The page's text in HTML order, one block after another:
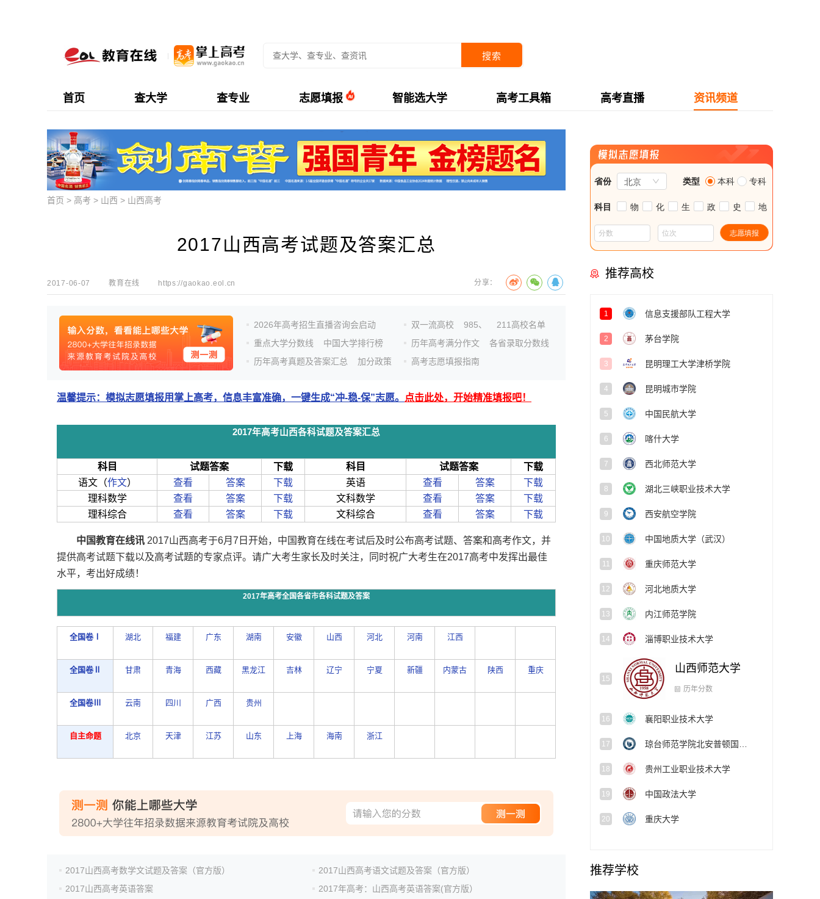
搜索
首页 查大学 查专业 志愿填报 智能选大学 高考工具箱 高考直播 资讯频道
首页 > 高考 > 山西 > 山西高考
2017山西高考试题及答案汇总
2017-06-07 教育在线 https://gaokao.eol.cn 分享：
2026年高考招生直播咨询会启动
重点大学分数线
中国大学排行榜
历年高考真题及答案汇总
加分政策
双一流高校 985、
211高校名单
历年高考满分作文
各省录取分数线
高考志愿填报指南
温馨提示：模拟志愿填报用掌上高考，信息丰富准确，一键生成“冲-稳-保”志愿。 点击此处，开始精准填报吧！
2017年高考山西各科试题及答案汇总
科目 试题答案 下载 科目 试题答案
下载
语文（作文） 查看 答案 下载 英语 查看 答案
下载
理科数学
查看 答案 下载 文科数学 查看 答案
下载
理科综合
查看 答案 下载 文科综合 查看 答案 下载
中国教育在线讯 2017山西高考于6月7日开始，中国教育在线在考试后及时公布高考试题、答案和高考作文，并
提供高考试题下载以及高考试题的专家点评。请广大考生家长及时关注，同时祝广大考生在2017高考中发挥出最佳
水平，考出好成绩！
2017年高考全国各省市各科试题及答案
全国卷Ⅰ 湖北 福建 广东 湖南 安徽 山西 河北 河南 江西
全国卷Ⅱ 甘肃 青海 西藏 黑龙江 吉林 辽宁 宁夏 新疆 内蒙古 陕西 重庆
全国卷Ⅲ 云南 四川 广西 贵州
自主命题 北京 天津 江苏 山东 上海 海南 浙江
2017山西高考数学文试题及答案（官方版）
2017山西高考语文试题及答案（官方版）
2017山西高考英语答案
2017年高考：山西高考英语答案(官方版）
推荐高校
1 信息支援部队工程大学
2 茅台学院
3 昆明理工大学津桥学院
4 昆明城市学院
5 中国民航大学
6 喀什大学
7 西北师范大学
8 湖北三峡职业技术大学
9 西安航空学院
10 中国地质大学（武汉）
11 重庆师范大学
12 河北地质大学
13 内江师范学院
14 淄博职业技术大学
15
山西师范大学
历年分数
16 襄阳职业技术大学
17
18 贵州工业职业技术大学
19 中国政法大学
20 重庆大学
推荐学校